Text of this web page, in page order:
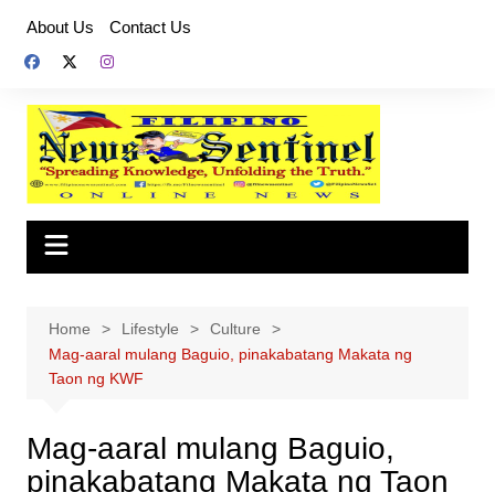
content
About Us Contact Us
Home Lifestyle
Culture
Mag-aaral mulang Baguio, pinakabatang Makata ng
Taon ng KWF
Mag-aaral mulang Baguio,
pinakabatang Makata ng Taon